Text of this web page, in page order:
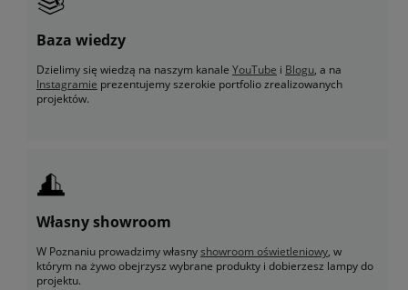
Baza wiedzy
Dzielimy się wiedzą na naszym kanale YouTube i Blogu, a na
Instagramie prezentujemy szerokie portfolio zrealizowanych
projektów.
Własny showroom
W Poznaniu prowadzimy własnyshowroom oświetleniowy, w
którym na żywo obejrzysz wybrane produkty i dobierzesz lampy do
projektu.